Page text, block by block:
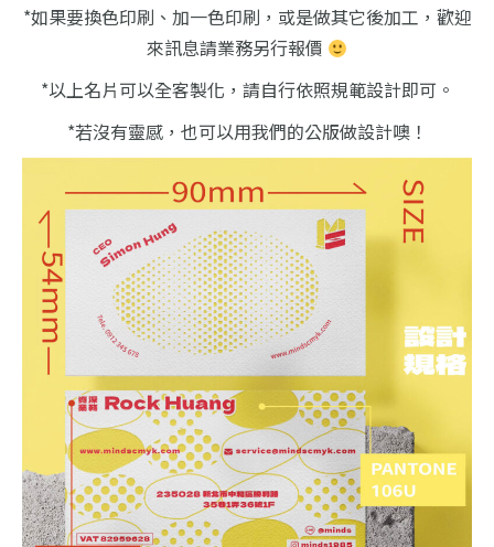
*如果要換色印刷、加一色印刷，或是做其它後加工，歡迎
來訊息請業務另行報價
*以上名片可以全客製化，請自行依照規範設計即可。
*若沒有靈感，也可以用我們的公版做設計噢！